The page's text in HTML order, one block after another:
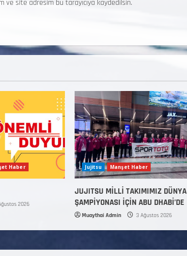
ve site adresim bu tarayıcıya kaydedilsin.
Haber
2026
Jujitsu Manşet Haber
JUJITSU MİLLİ TAKIMIMIZ DÜNYA
ŞAMPİYONASI İÇİN ABU DHABİ’DE
Muaythai Admin 3 Ağustos 2026